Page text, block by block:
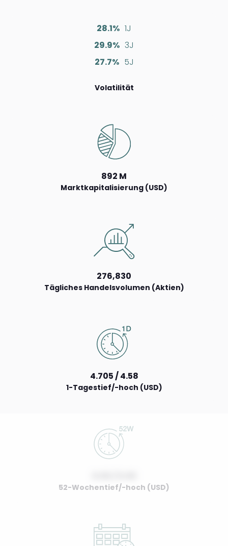
28.1% 1J
29.9% 3J
27.7% 5J
Volatilität
892 M
Marktkapitalisierung (USD)
276,830
Tägliches Handelsvolumen (Aktien)
4.705 / 4.58
1-Tagestief/-hoch (USD)
52-Wochentief/-hoch (USD)